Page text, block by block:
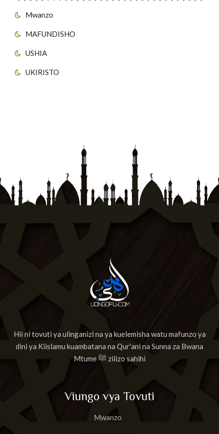
Mwanzo
MAFUNDISHO
USHIA
UKIRISTO
Hii ni tovuti ya ulinganizi na ya kuelemisha watu mafunzo ya
dini ya Kiislamu kuambatana na Qur'ani na Sunna za Bwana
Mtume ﷺ zilizo sahihi
Viungo vya Tovuti
Mwanzo